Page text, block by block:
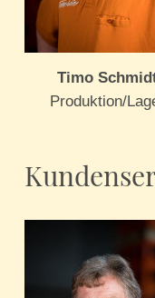
Timo
Produktion/